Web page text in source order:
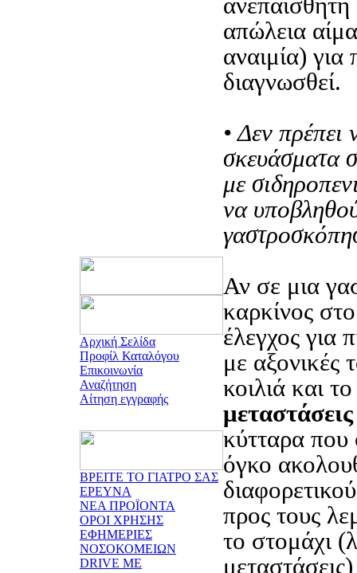
Αρχική Σελίδα
Προφίλ Καταλόγου
Επικοινωνία
Αναζήτηση
Αίτηση εγγραφής
ΒΡΕΙΤΕ ΤΟ ΓΙΑΤΡΟ ΣΑΣ
ΕΡΕΥΝΑ
ΝΕΑ ΠΡΟΪΟΝΤΑ
ΟΡΟΙ ΧΡΗΣΗΣ
ΕΦΗΜΕΡΙΕΣ
ΝΟΣΟΚΟΜΕΙΩΝ
DRIVE ME
απώλεια
αναιμία) για
διαγνωσθεί.
• Δεν πρέπει
σκευάσματα
με
να
Αν σε μια
καρκίνος
έλεγχος για
με αξονικές
κοιλιά και
μεταστάσεις
κύτταρα
όγκο
προς τους
το στομάχι